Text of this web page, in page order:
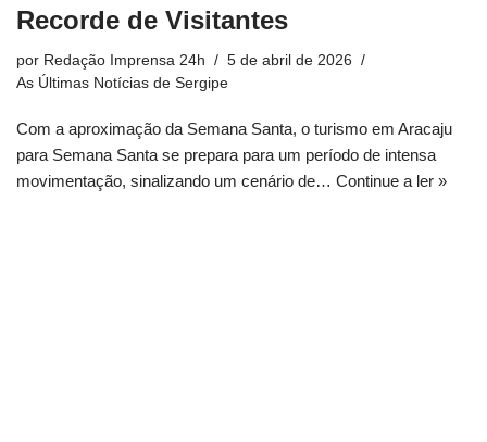
Recorde de Visitantes
por Redação Imprensa 24h
5 de abril de 2026
As Últimas Notícias de Sergipe
Com a aproximação da Semana Santa, o turismo em Aracaju
para Semana Santa se prepara para um período de intensa
movimentação, sinalizando um cenário de… Continue a ler »